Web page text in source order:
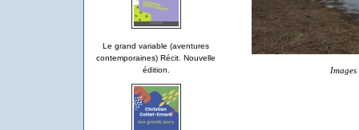
Le grand variable (aventures
contemporaines) Récit. Nouvelle
édition.